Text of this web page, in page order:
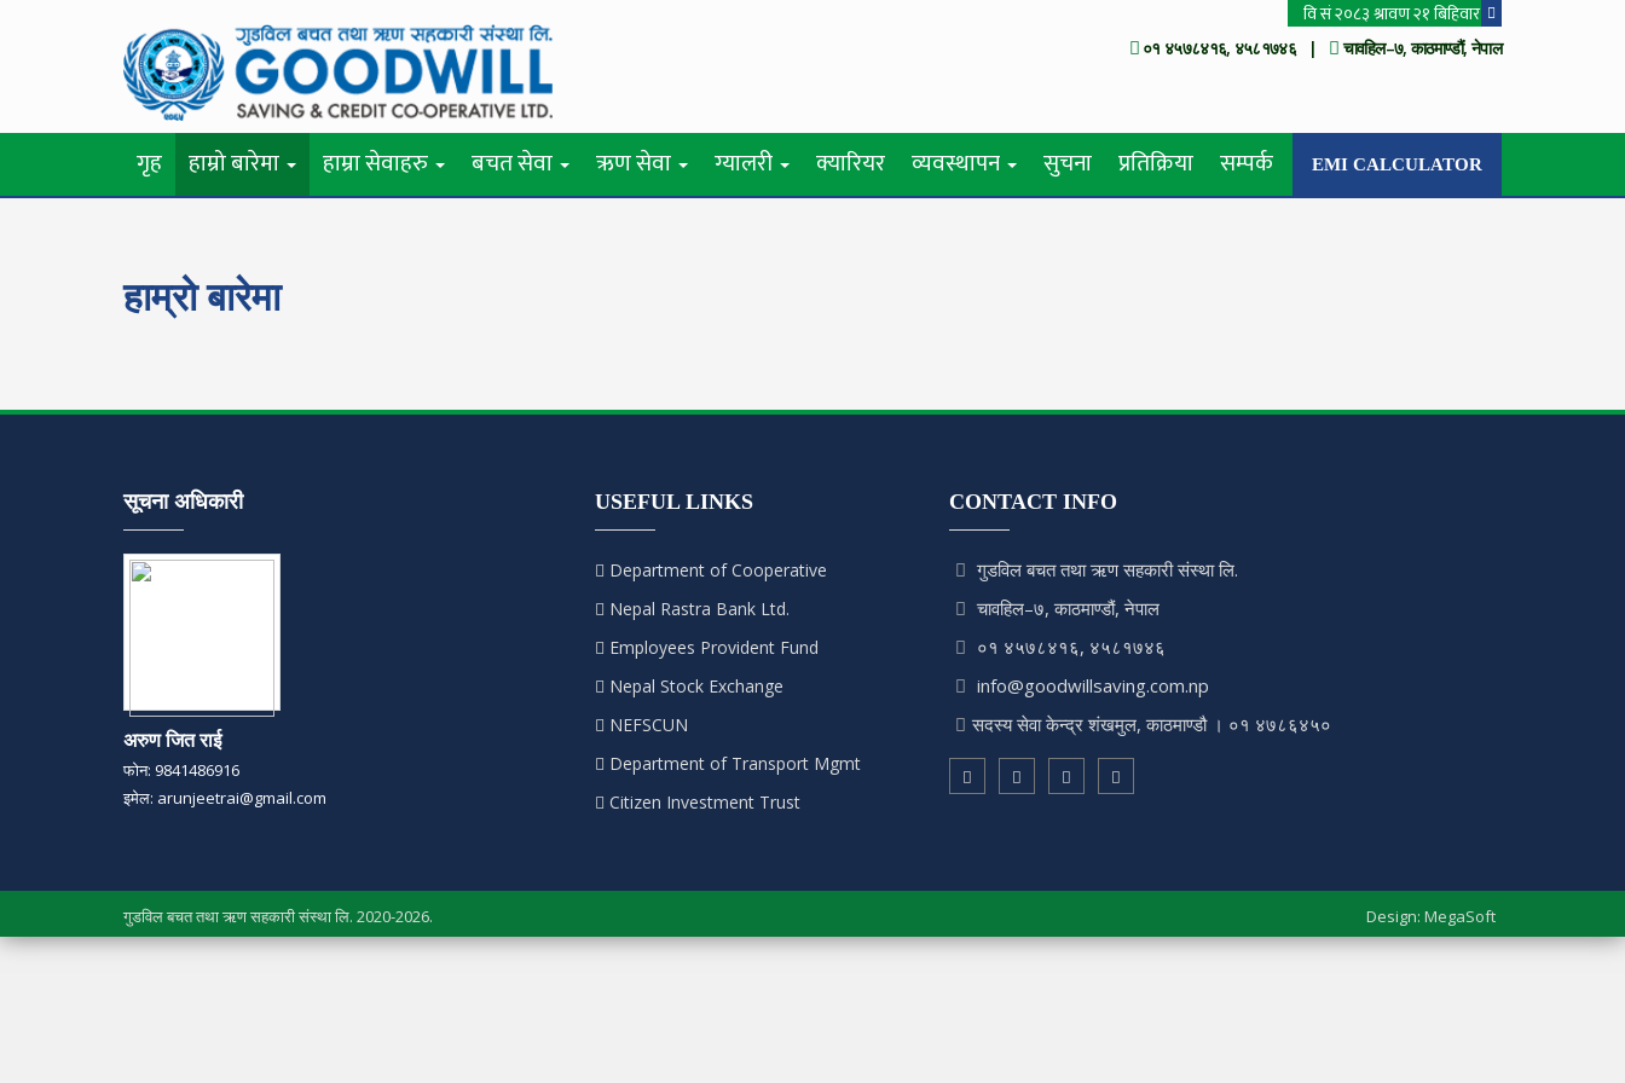
०१ ४५७८४१६, ४५८१७४६ | चावहिल–७, काठमाण्डौं, नेपाल
गृह हाम्रो बारेमा हाम्रा सेवाहरु बचत सेवा ऋण सेवा ग्यालरी क्यारियर व्यवस्थापन सुचना प्रतिक्रिया सम्पर्क EMI CALCULATOR
हाम्रो बारेमा
सूचना अधिकारी
अरुण जित राई
फोन: 9841486916
इमेल: arunjeetrai@gmail.com
USEFUL LINKS
Department of Cooperative
Nepal Rastra Bank Ltd.
Employees Provident Fund
Nepal Stock Exchange
NEFSCUN
Department of Transport Mgmt
Citizen Investment Trust
CONTACT INFO
गुडविल बचत तथा ऋण सहकारी संस्था लि.
चावहिल–७, काठमाण्डौं, नेपाल
०१ ४५७८४१६, ४५८१७४६
info@goodwillsaving.com.np
सदस्य सेवा केन्द्र शंखमुल, काठमाण्डौ । ०१ ४७८६४५०
गुडविल बचत तथा ऋण सहकारी संस्था लि. 2020-2026. Design: MegaSoft